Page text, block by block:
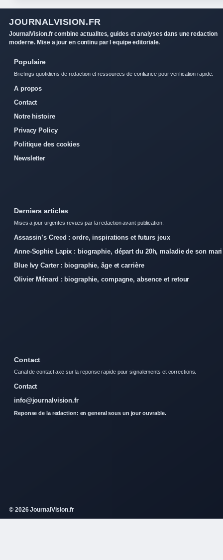
JOURNALVISION.FR
JournalVision.fr combine actualites, guides et analyses dans une redaction
moderne. Mise a jour en continu par l equipe editoriale.
Populaire
Briefings quotidiens de redaction et ressources de confiance pour verification rapide.
A propos
Contact
Notre histoire
Privacy Policy
Politique des cookies
Newsletter
Derniers articles
Mises a jour urgentes revues par la redaction avant publication.
Assassin’s Creed : ordre, inspirations et futurs jeux
Anne-Sophie Lapix : biographie, départ du 20h, maladie de son mari
Blue Ivy Carter : biographie, âge et carrière
Olivier Ménard : biographie, compagne, absence et retour
Contact
Canal de contact axe sur la reponse rapide pour signalements et corrections.
Contact
info@journalvision.fr
Reponse de la redaction: en general sous un jour ouvrable.
© 2026 JournalVision.fr